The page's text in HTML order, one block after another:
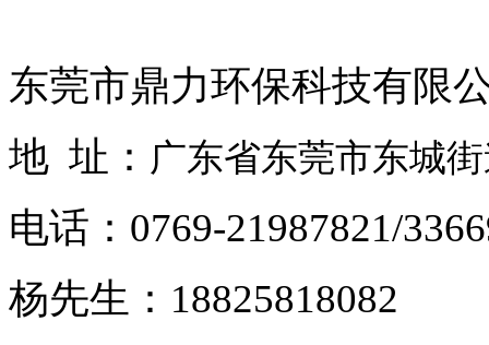
东莞市鼎力环保科技有限
地 址： 广东省东莞市东城
电话：0769-21987821/
杨先生：18825818082